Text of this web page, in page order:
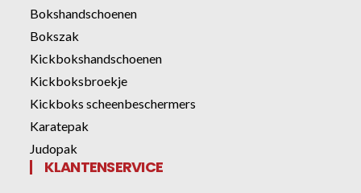
Bokshandschoenen
Bokszak
Kickbokshandschoenen
Kickboksbroekje
Kickboks scheenbeschermers
Karatepak
Judopak
KLANTENSERVICE